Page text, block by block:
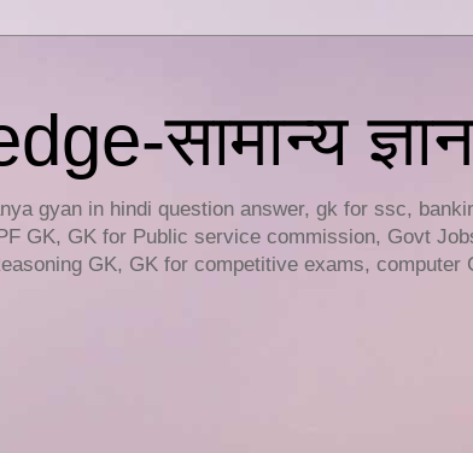
सामान्य ज्ञान
gyan in hindi question answer, gk for ssc,
GK, GK for Public service commission, Govt
GK, GK for competitive exams,